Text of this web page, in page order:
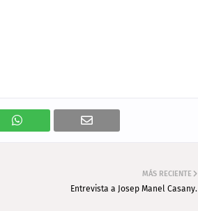
MÁS RECIENTE
Entrevista a Josep Manel Casany.